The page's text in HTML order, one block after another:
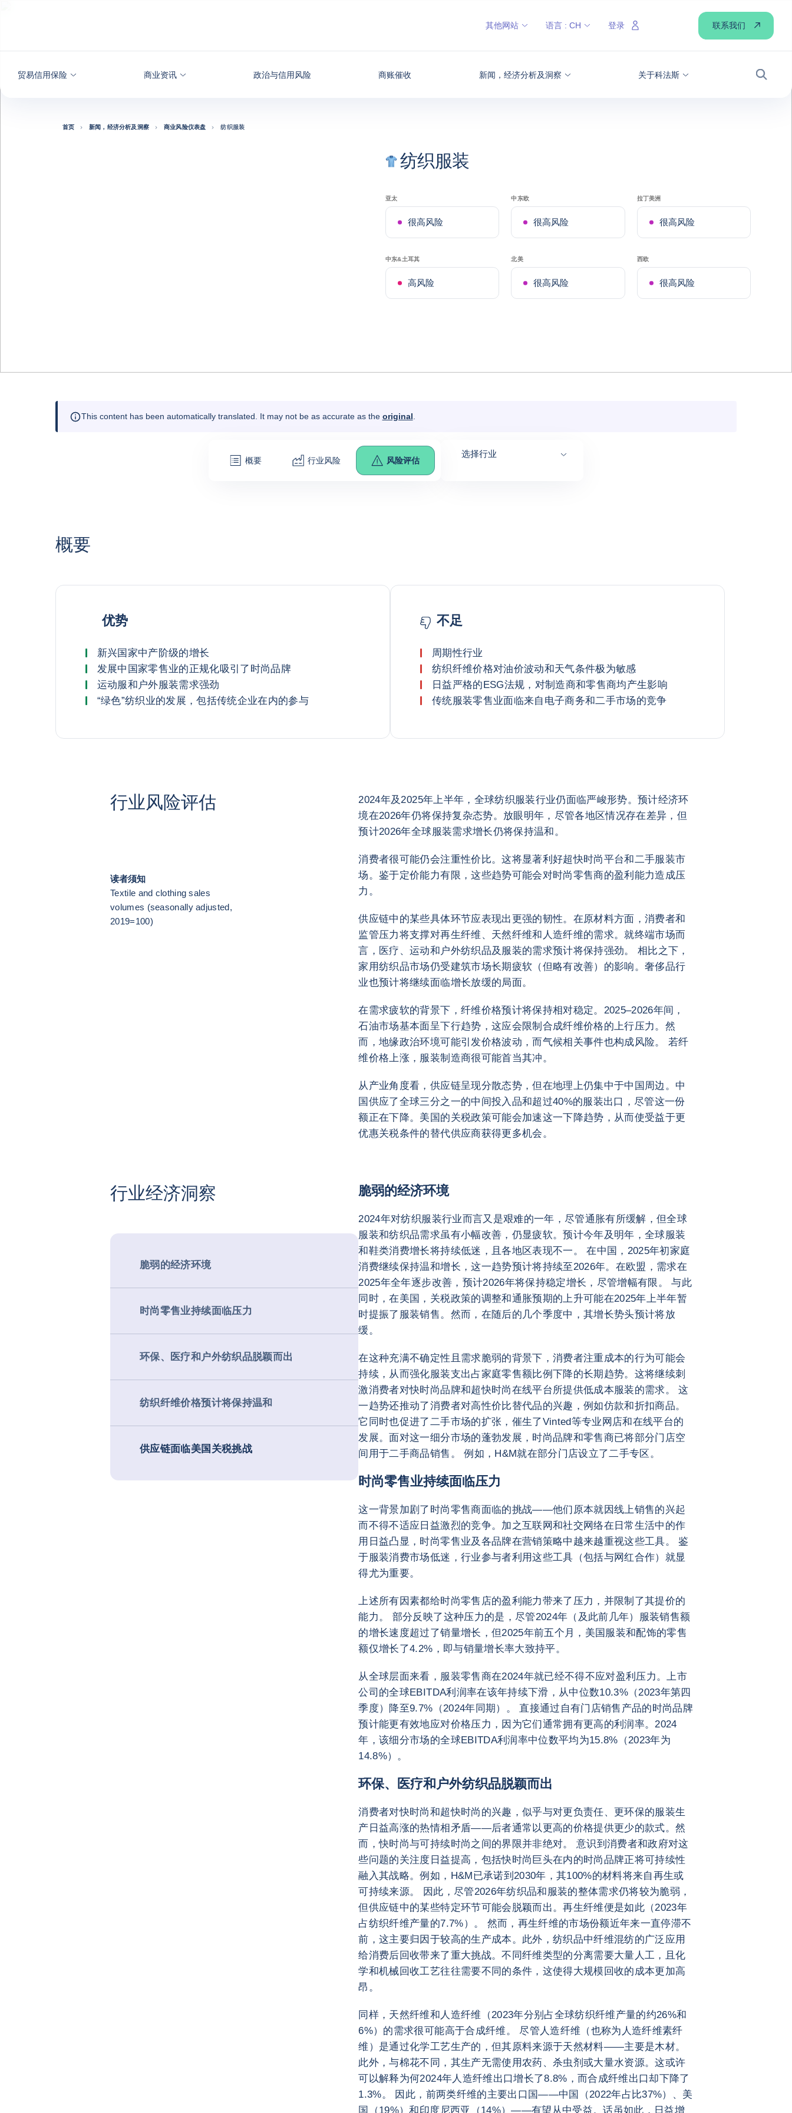
贸易信用保险 商业资讯 政治与信用风险 商账催收 新闻，经济分析及洞察 关于科法斯
搜索
其他网站 语言 : CH 登录 联系我们
首页 新闻，经济分析及洞察 商业风险仪表盘 纺织服装
纺织服装
亚太
很高风险
中东欧
很高风险
拉丁美洲
很高风险
中东&土耳其
高风险
北美
很高风险
西欧
很高风险
This content has been automatically translated. It may not be as accurate as the original
概要 行业风险 风险评估
选择行业
概要
优势
新兴国家中产阶级的增长
发展中国家零售业的正规化吸引了时尚品牌
运动服和户外服装需求强劲
“绿色”纺织业的发展，包括传统企业在内的参与
不足
周期性行业
纺织纤维价格对油价波动和天气条件极为敏感
日益严格的ESG法规，对制造商和零售商均产生影响
传统服装零售业面临来自电子商务和二手市场的竞争
行业风险评估
读者须知
Textile and clothing sales
volumes (seasonally adjusted,
2019=100)
2024年及2025年上半年，全球纺织服装行业仍面临严峻形势。预计经济环
境在2026年仍将保持复杂态势。放眼明年，尽管各地区情况存在差异，但
预计2026年全球服装需求增长仍将保持温和。
消费者很可能仍会注重性价比。这将显著利好超快时尚平台和二手服装市
场。鉴于定价能力有限，这些趋势可能会对时尚零售商的盈利能力造成压
力。
供应链中的某些具体环节应表现出更强的韧性。在原材料方面，消费者和
监管压力将支撑对再生纤维、天然纤维和人造纤维的需求。就终端市场而
言，医疗、运动和户外纺织品及服装的需求预计将保持强劲。 相比之下，
家用纺织品市场仍受建筑市场长期疲软（但略有改善）的影响。奢侈品行
业也预计将继续面临增长放缓的局面。
在需求疲软的背景下，纤维价格预计将保持相对稳定。2025–2026年间，
石油市场基本面呈下行趋势，这应会限制合成纤维价格的上行压力。然
而，地缘政治环境可能引发价格波动，而气候相关事件也构成风险。 若纤
维价格上涨，服装制造商很可能首当其冲。
从产业角度看，供应链呈现分散态势，但在地理上仍集中于中国周边。中
国供应了全球三分之一的中间投入品和超过40%的服装出口，尽管这一份
额正在下降。美国的关税政策可能会加速这一下降趋势，从而使受益于更
优惠关税条件的替代供应商获得更多机会。
行业经济洞察
脆弱的经济环境
时尚零售业持续面临压力
环保、医疗和户外纺织品脱颖而出
纺织纤维价格预计将保持温和
供应链面临美国关税挑战
脆弱的经济环境
2024年对纺织服装行业而言又是艰难的一年，尽管通胀有所缓解，但全球
服装和纺织品需求虽有小幅改善，仍显疲软。预计今年及明年，全球服装
和鞋类消费增长将持续低迷，且各地区表现不一。 在中国，2025年初家庭
消费继续保持温和增长，这一趋势预计将持续至2026年。在欧盟，需求在
2025年全年逐步改善，预计2026年将保持稳定增长，尽管增幅有限。 与此
同时，在美国，关税政策的调整和通胀预期的上升可能在2025年上半年暂
时提振了服装销售。然而，在随后的几个季度中，其增长势头预计将放
缓。
在这种充满不确定性且需求脆弱的背景下，消费者注重成本的行为可能会
持续，从而强化服装支出占家庭零售额比例下降的长期趋势。这将继续刺
激消费者对快时尚品牌和超快时尚在线平台所提供低成本服装的需求。 这
一趋势还推动了消费者对高性价比替代品的兴趣，例如仿款和折扣商品。
它同时也促进了二手市场的扩张，催生了Vinted等专业网店和在线平台的
发展。面对这一细分市场的蓬勃发展，时尚品牌和零售商已将部分门店空
间用于二手商品销售。 例如，H&M就在部分门店设立了二手专区。
时尚零售业持续面临压力
这一背景加剧了时尚零售商面临的挑战——他们原本就因线上销售的兴起
而不得不适应日益激烈的竞争。加之互联网和社交网络在日常生活中的作
用日益凸显，时尚零售业及各品牌在营销策略中越来越重视这些工具。 鉴
于服装消费市场低迷，行业参与者利用这些工具（包括与网红合作）就显
得尤为重要。
上述所有因素都给时尚零售店的盈利能力带来了压力，并限制了其提价的
能力。 部分反映了这种压力的是，尽管2024年（及此前几年）服装销售额
的增长速度超过了销量增长，但2025年前五个月，美国服装和配饰的零售
额仅增长了4.2%，即与销量增长率大致持平。
从全球层面来看，服装零售商在2024年就已经不得不应对盈利压力。上市
公司的全球EBITDA利润率在该年持续下滑，从中位数10.3%（2023年第四
季度）降至9.7%（2024年同期）。 直接通过自有门店销售产品的时尚品牌
预计能更有效地应对价格压力，因为它们通常拥有更高的利润率。2024
年，该细分市场的全球EBITDA利润率中位数平均为15.8%（2023年为
14.8%）。
环保、医疗和户外纺织品脱颖而出
消费者对快时尚和超快时尚的兴趣，似乎与对更负责任、更环保的服装生
产日益高涨的热情相矛盾——后者通常以更高的价格提供更少的款式。然
而，快时尚与可持续时尚之间的界限并非绝对。 意识到消费者和政府对这
些问题的关注度日益提高，包括快时尚巨头在内的时尚品牌正将可持续性
融入其战略。例如，H&M已承诺到2030年，其100%的材料将来自再生或
可持续来源。 因此，尽管2026年纺织品和服装的整体需求仍将较为脆弱，
但供应链中的某些特定环节可能会脱颖而出。再生纤维便是如此（2023年
占纺织纤维产量的7.7%）。 然而，再生纤维的市场份额近年来一直停滞不
前，这主要归因于较高的生产成本。此外，纺织品中纤维混纺的广泛应用
给消费后回收带来了重大挑战。不同纤维类型的分离需要大量人工，且化
学和机械回收工艺往往需要不同的条件，这使得大规模回收的成本更加高
昂。
同样，天然纤维和人造纤维（2023年分别占全球纺织纤维产量的约26%和
6%）的需求很可能高于合成纤维。 尽管人造纤维（也称为人造纤维素纤
维）是通过化学工艺生产的，但其原料来源于天然材料——主要是木材。
此外，与棉花不同，其生产无需使用农药、杀虫剂或大量水资源。这或许
可以解释为何2024年人造纤维出口增长了8.8%，而合成纤维出口却下降了
1.3%。 因此，前两类纤维的主要出口国——中国（2022年占比37%）、美
国（19%）和印度尼西亚（14%）——有望从中受益。话虽如此，日益增